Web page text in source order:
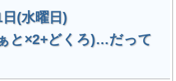
(水曜日)
と×2+どくろ)…だって